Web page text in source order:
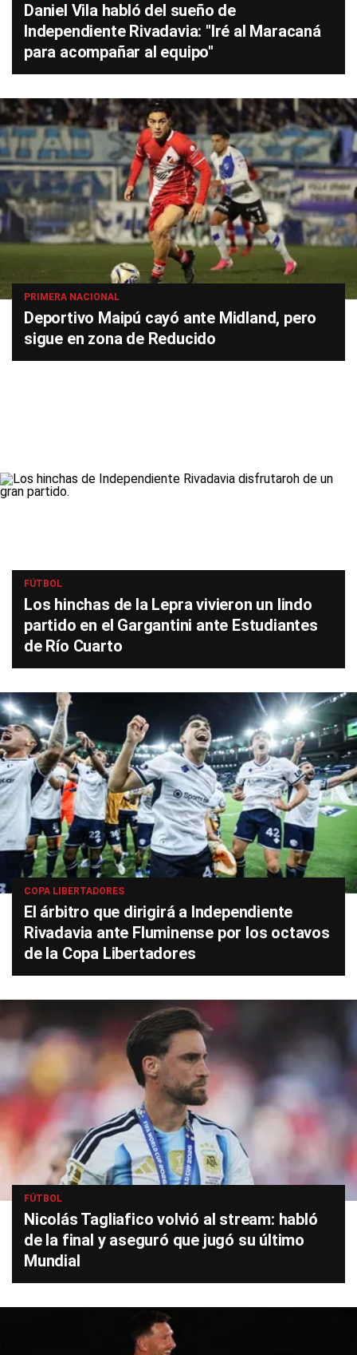
Daniel Vila habló del sueño de
Independiente Rivadavia: "Iré al Maracaná
para acompañar al equipo"
PRIMERA NACIONAL
Deportivo Maipú cayó ante Midland, pero
sigue en zona de Reducido
FÚTBOL
Los hinchas de la Lepra vivieron un lindo
partido en el Gargantini ante Estudiantes
de Río Cuarto
COPA LIBERTADORES
El árbitro que dirigirá a Independiente
Rivadavia ante Fluminense por los octavos
de la Copa Libertadores
FÚTBOL
Nicolás Tagliafico volvió al stream: habló
de la final y aseguró que jugó su último
Mundial